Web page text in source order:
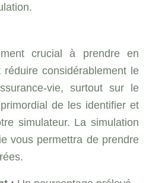
crucial à prendre en
considérablement le
vie, surtout sur le
de les identifier et
simulateur. La simulation
vous permettra de prendre